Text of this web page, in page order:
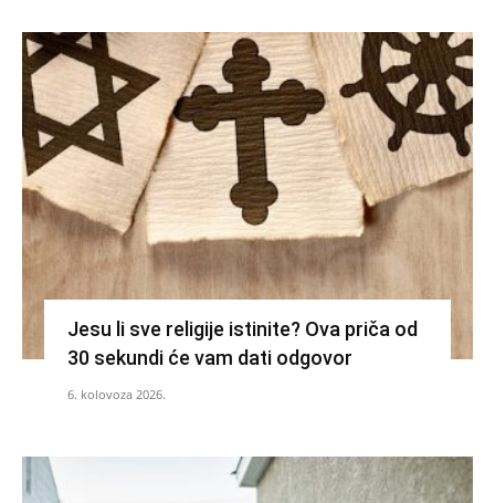
Jesu li sve religije istinite? Ova priča od
30 sekundi će vam dati odgovor
6. kolovoza 2026.